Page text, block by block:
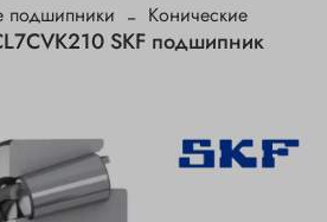
подшипники Конические
SKF подшипник